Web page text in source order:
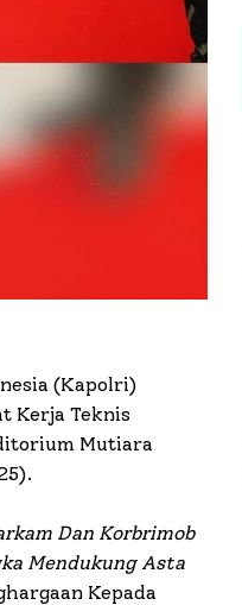
(Kapolri)
Kerja Teknis
Mutiara
Dan Korbrimob
Mendukung Asta
Kepada